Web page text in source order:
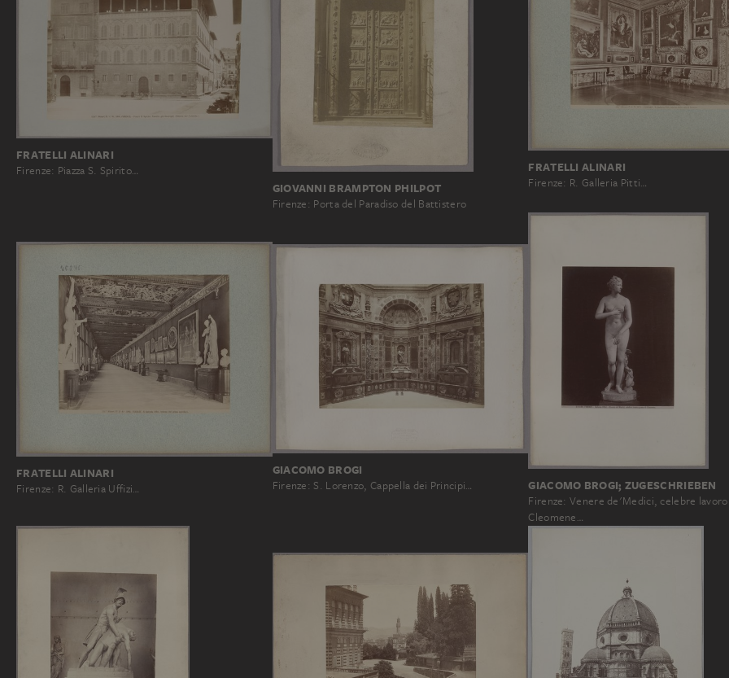
FRATELLI ALINARI
Firenze: Piazza S. Spirito…
GIOVANNI BRAMPTON PHILPOT
Firenze: Porta del Paradiso del Battistero
FRATELLI ALINARI
Firenze: R. Galleria Pitti…
FRATELLI ALINARI
Firenze: R. Galleria Uffizi…
GIACOMO BROGI
Firenze: S. Lorenzo, Cappella dei Principi… GIACOMO BROGI; ZUGESCHRIEBEN
Firenze: Venere de'Medici, celebre
Cleomene…